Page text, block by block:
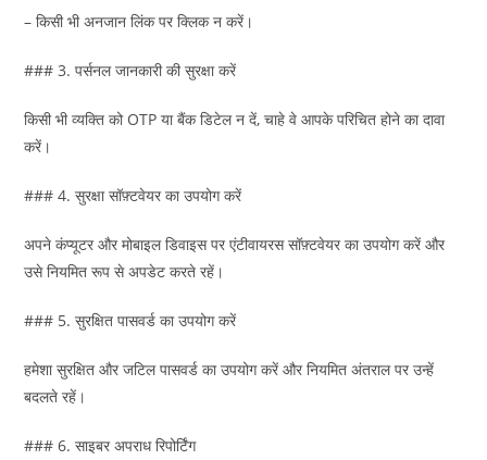
– किसी भी अनजान लिंक पर क्लिक न करें।
### 3. पर्सनल जानकारी की सुरक्षा करें
किसी भी व्यक्ति को OTP या बैंक डिटेल न दें, चाहे वे आपके परिचित होने का दावा
करें।
### 4. सुरक्षा सॉफ़्टवेयर का उपयोग करें
अपने कंप्यूटर और मोबाइल डिवाइस पर एंटीवायरस सॉफ़्टवेयर का उपयोग करें और
उसे नियमित रूप से अपडेट करते रहें।
### 5. सुरक्षित पासवर्ड का उपयोग करें
हमेशा सुरक्षित और जटिल पासवर्ड का उपयोग करें और नियमित अंतराल पर उन्हें
बदलते रहें।
### 6. साइबर अपराध रिपोर्टिंग